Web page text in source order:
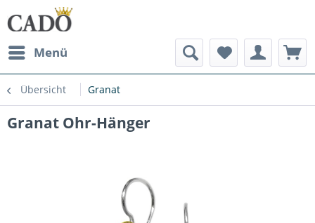
Menü
Übersicht Granat
Granat Ohr-Hänger